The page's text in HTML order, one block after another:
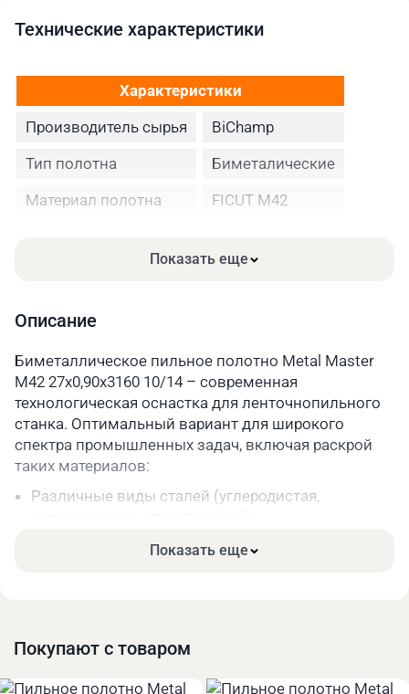
Технические xарактеристики
Характеристики
Производитель сырья
BiChamp
Тип полотна
Биметалические
Материал полотна
FICUT М42
Параметры упакованного товара
Вес, кг
0,2
Длина, мм
330
Ширина, мм
330
Показать еще
Описание
Биметаллическое пильное полотно Metal Master
M42 27х0,90х3160 10/14 – современная
технологическая оснастка для ленточнопильного
станка. Оптимальный вариант для широкого
спектра промышленных задач, включая раскрой
таких материалов:
Различные виды сталей (углеродистая,
Цветные металлы и их сплавы.
из качественной быстрорежущей стали.
при высоких нагрузках.
Показать еще
Покупают с товаром